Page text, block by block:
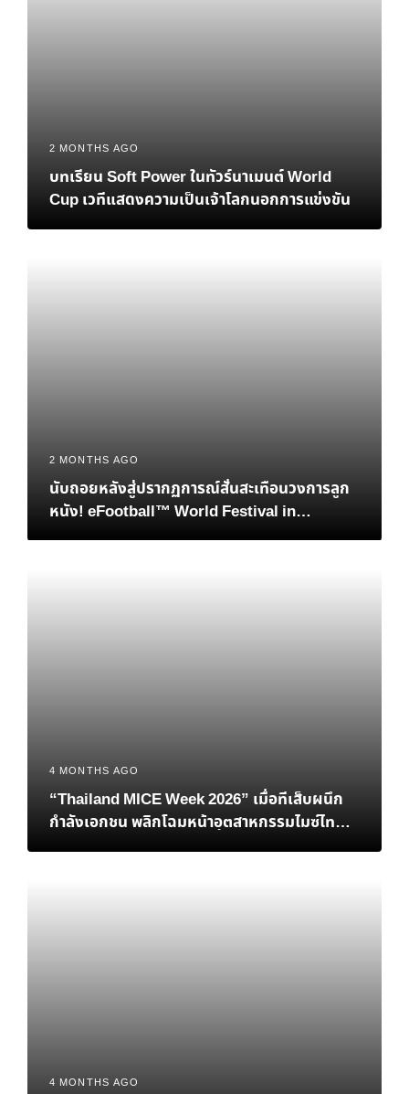
2 MONTHS AGO
บทเรียน Soft Power ในทัวร์นาเมนต์ World
Cup เวทีแสดงความเป็นเจ้าโลกนอกการแข่งขัน
2 MONTHS AGO
นับถอยหลังสู่ปรากฏการณ์สั่นสะเทือนวงการลูก
หนัง! eFootball™ World Festival in
Bangkok เมื่อตำนาน “เวย์น รูนีย์” และอนาคต
4 MONTHS AGO
“Thailand MICE Week 2026” เมื่อทีเส็บผนึก
กำลังเอกชน พลิกโฉมหน้าอุตสาหกรรมไมซ์ไทยสู่
4 MONTHS AGO